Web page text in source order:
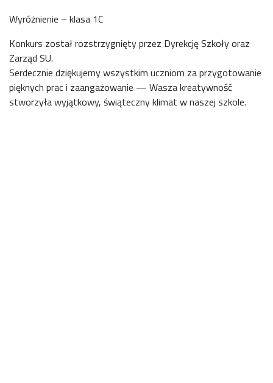
Wyróżnienie – klasa 1C
Konkurs został rozstrzygnięty przez Dyrekcję Szkoły oraz
Zarząd SU.
Serdecznie dziękujemy wszystkim uczniom za przygotowanie
pięknych prac i zaangażowanie — Wasza kreatywność
stworzyła wyjątkowy, świąteczny klimat w naszej szkole.